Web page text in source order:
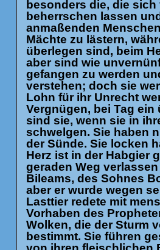
besonders die, die
beherrschen lassen
anmaßenden
Mächte zu lästern,
überlegen sind, beim
aber sind wie
gefangen zu werden
verstehen; doch sie
Lohn für ihr Unrecht
Vergnügen, bei Tag
sind sie, wenn sie in
schwelgen. Sie haben
der Sünde. Sie locken
Herz ist in der Habgier
geraden Weg
Bileams, des Sohnes
aber er wurde wegen
Lasttier redete mit
Vorhaben des
Wolken, die der Sturm
bestimmt. Sie führen